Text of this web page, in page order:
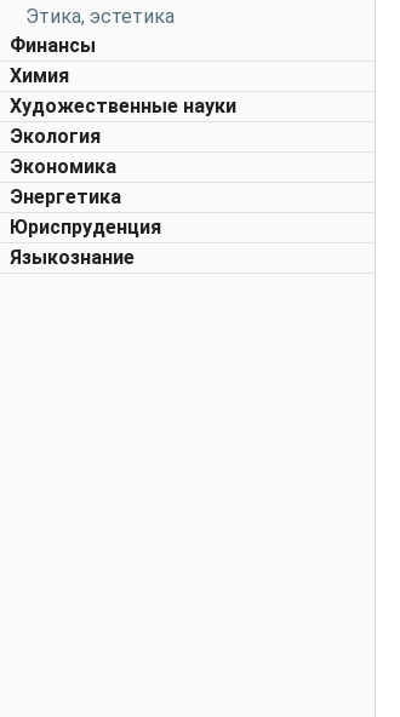
Этика, эстетика
Финансы
Химия
Художественные науки
Экология
Экономика
Энергетика
Юриспруденция
Языкознание